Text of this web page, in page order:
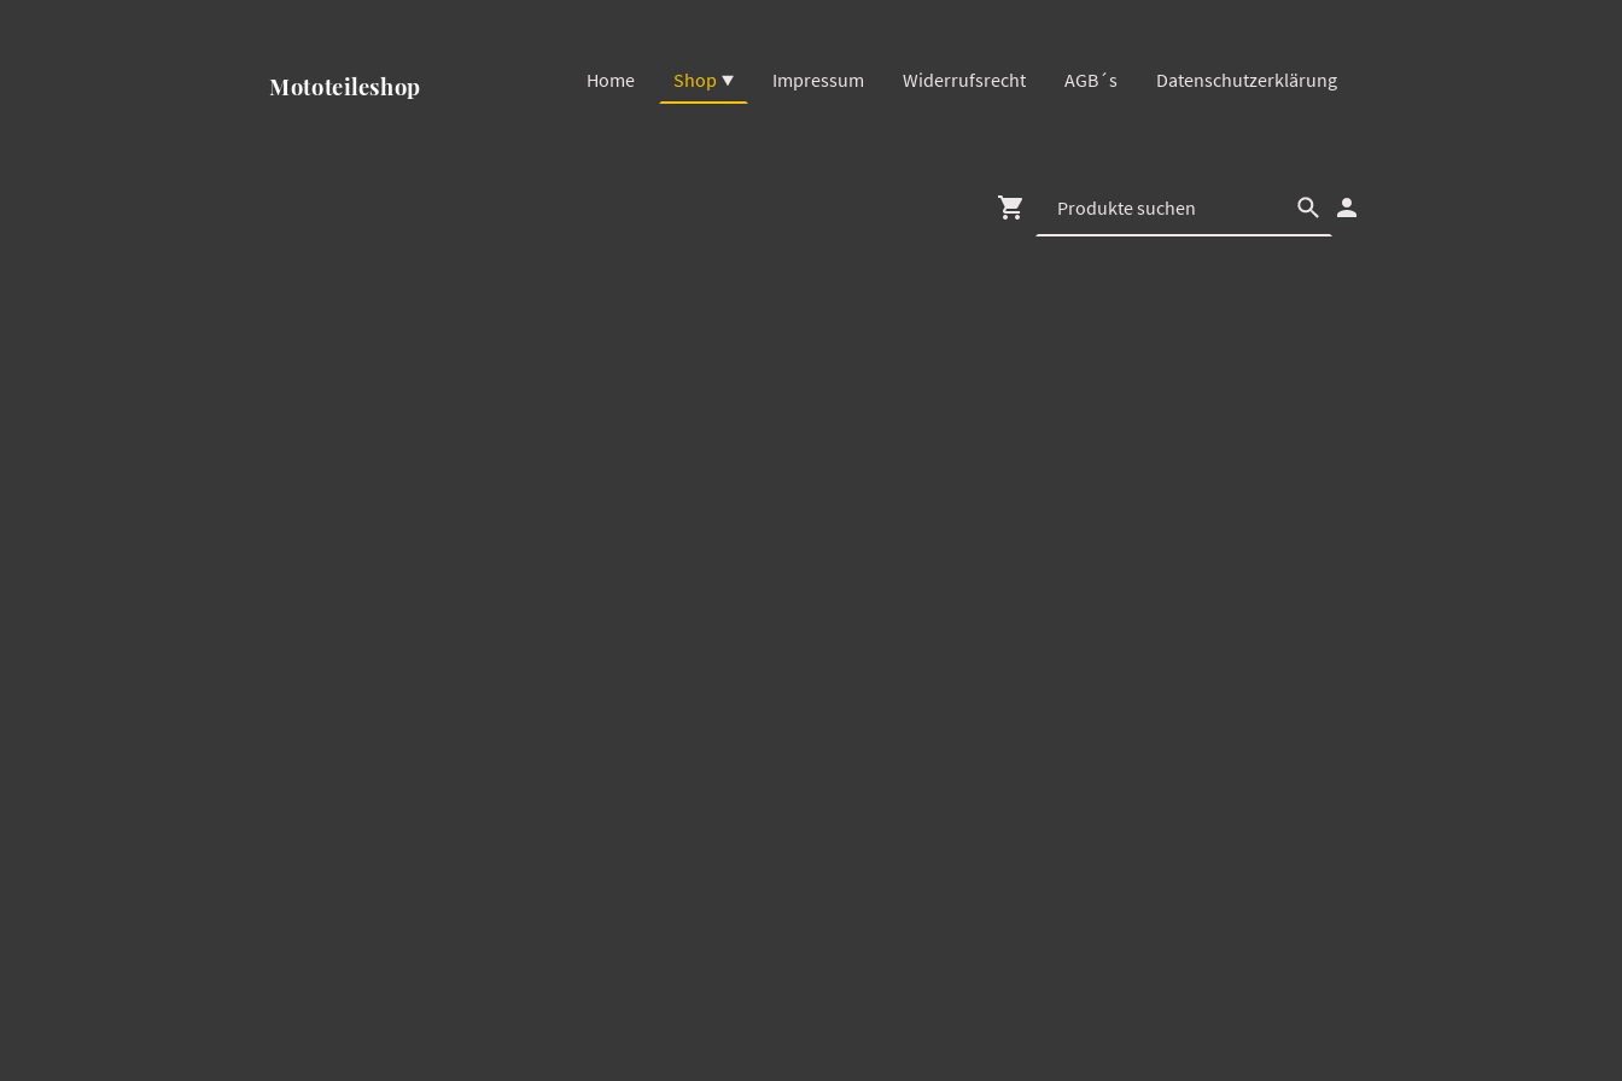
Mototeileshop Home Shop Impressum Widerrufsrecht AGB´s Datenschutzerklärung